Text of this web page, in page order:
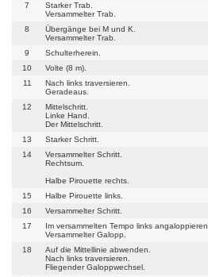
7
Starker Trab.
Versammelter Trab.
8
Übergänge bei M und K.
Versammelter Trab.
9
Schulterherein.
10
Volte (8 m).
11
Nach links traversieren.
Geradeaus.
12
Mittelschritt.
Linke Hand.
Der Mittelschritt.
13
Starker Schritt.
14
Versammelter Schritt.
Rechtsum.
Halbe Pirouette rechts.
15
Halbe Pirouette links.
16
Versammelter Schritt.
17
Im versammelten Tempo links angaloppieren.
Versammelter Galopp.
18
Auf die Mittellinie abwenden.
Nach links traversieren.
Fliegender Galoppwechsel.